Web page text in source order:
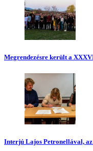
Megrendezésre került a
Interjú Lajos Petronellával,